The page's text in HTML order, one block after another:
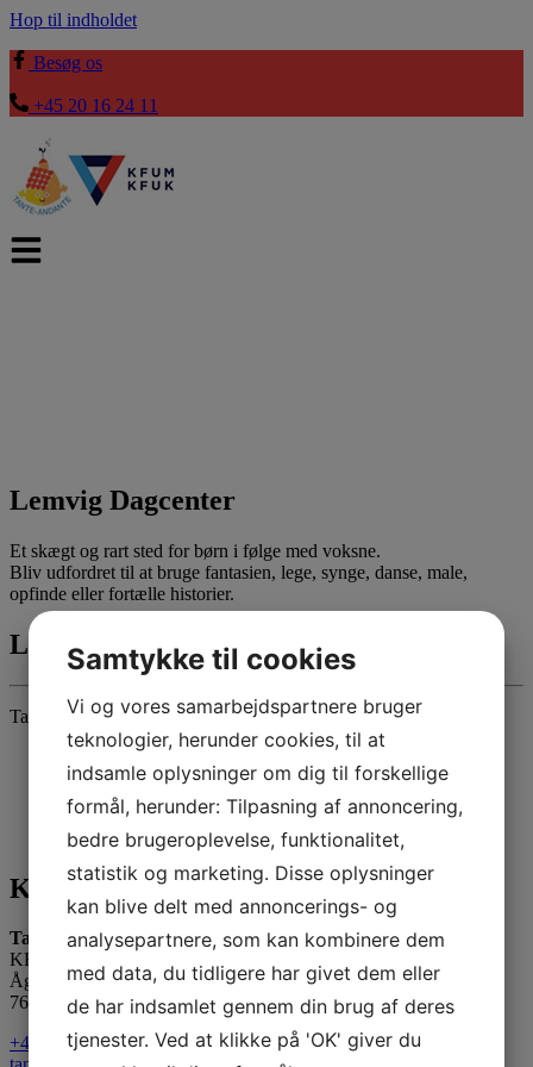
Hop til indholdet
Besøg os
+45 20 16 24 11
Lemvig Dagcenter
Et skægt og rart sted for børn i følge med voksne.
Bliv udfordret til at bruge fantasien, lege, synge, danse, male,
opfinde eller fortælle historier.
Lemvig Dagcenter
Tante Andante og Hyldemoster spiller på Lemvig dagcenter.
Kontakt os
Tante Andante Hus
KFUM og KFUK i Lemvig
Ågade 5
7620 Lemvig
+45 20 16 24 11
Samtykke til cookies
Vi og vores samarbejdspartnere bruger
teknologier, herunder cookies, til at
indsamle oplysninger om dig til forskellige
formål, herunder: Tilpasning af annoncering,
bedre brugeroplevelse, funktionalitet,
statistik og marketing. Disse oplysninger
kan blive delt med annoncerings- og
analysepartnere, som kan kombinere dem
med data, du tidligere har givet dem eller
de har indsamlet gennem din brug af deres
tjenester. Ved at klikke på 'OK' giver du